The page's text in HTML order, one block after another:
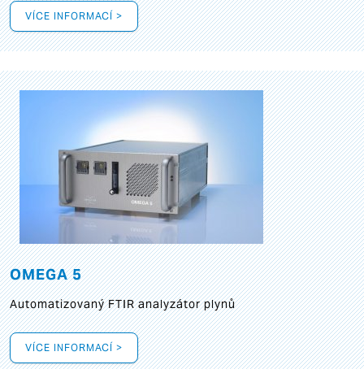
VÍCE INFORMACÍ >
OMEGA 5
Automatizovaný FTIR analyzátor plynů
VÍCE INFORMACÍ >